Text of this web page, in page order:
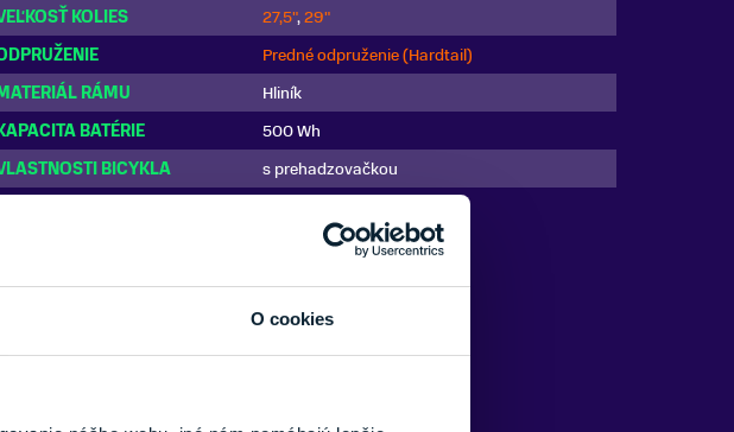
O cookies
KOLIES 27,5",29"
Predné odpruženie (Hardtail)
RÁMU
Hliník
BATÉRIE
500 Wh
BICYKLA
s prehadzovačkou